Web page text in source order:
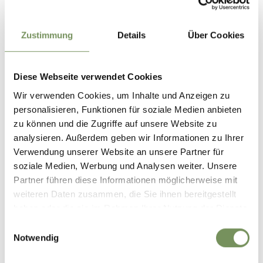
Zustimmung Details Über Cookies
Diese Webseite verwendet Cookies
Wir verwenden Cookies, um Inhalte und Anzeigen zu
personalisieren, Funktionen für soziale Medien anbieten
zu können und die Zugriffe auf unsere Website zu
analysieren. Außerdem geben wir Informationen zu Ihrer
Verwendung unserer Website an unsere Partner für
soziale Medien, Werbung und Analysen weiter. Unsere
Partner führen diese Informationen möglicherweise mit
weiteren Daten zusammen, die Sie ihnen bereitgestellt
Notwendig
closed
zondag
gesloten
maandag
gesloten
dinsdag
11:00 - 14:30 | 17:00 - 01:00
woensdag
11:00 - 14:30 | 17:00 - 01:00
vrijdag
11:00 - 14:30 | 17:00 - 01:00
T+39 0473 563079
info@lanahof.com
www.lanahof.com
LEES MEER